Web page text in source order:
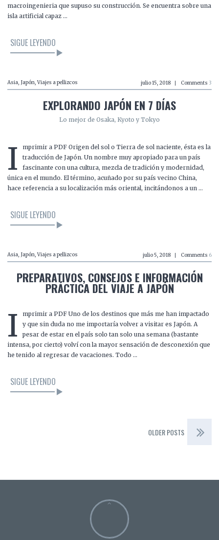
macroingenieria que supuso su construcción. Se encuentra sobre una
isla artificial capaz …
SIGUE LEYENDO
Asia, Japón, Viajes a pellizcos julio 15, 2018 Comments 3
EXPLORANDO JAPÓN EN 7 DÍAS
Lo mejor de Osaka, Kyoto y Tokyo
I
mprimir a PDF Origen del sol o Tierra de sol naciente, ésta es la
traducción de Japón. Un nombre muy apropiado para un país
fascinante con una cultura, mezcla de tradición y modernidad,
única en el mundo. El término, acuñado por su país vecino China,
hace referencia a su localización más oriental, incitándonos a un …
SIGUE LEYENDO
Asia, Japón, Viajes a pellizcos julio 5, 2018 Comments 6
PREPARATIVOS, CONSEJOS E INFORMACIÓN
PRÁCTICA DEL VIAJE A JAPÓN
I
mprimir a PDF Uno de los destinos que más me han impactado
y que sin duda no me importaría volver a visitar es Japón. A
pesar de estar en el país solo tan solo una semana (bastante
intensa, por cierto) volví con la mayor sensación de desconexión que
he tenido al regresar de vacaciones. Todo …
SIGUE LEYENDO
OLDER POSTS